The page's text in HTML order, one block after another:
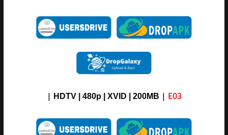
| HDTV | 480p | XVID 200M B | E03